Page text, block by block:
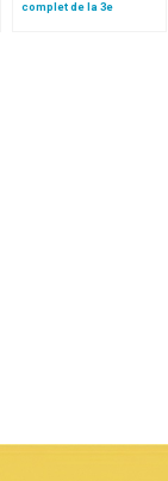
complet de la 3e